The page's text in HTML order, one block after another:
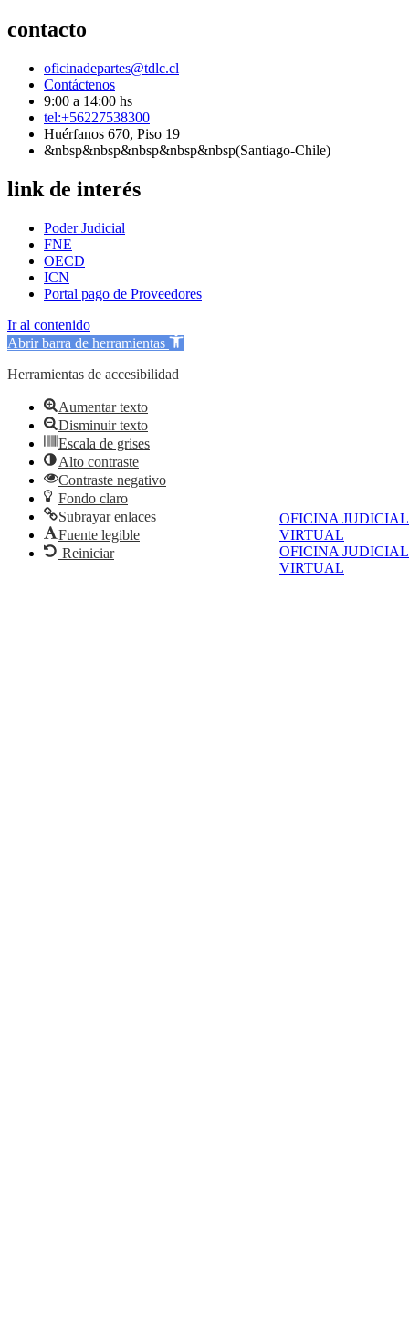
OFICINA JUDICIAL
VIRTUAL
OFICINA JUDICIAL
VIRTUAL
contacto
oficinadepartes@tdlc.cl
Contáctenos
9:00 a 14:00 hs
tel:+56227538300
Huérfanos 670, Piso 19
&nbsp&nbsp&nbsp&nbsp&nbsp(Santiago-Chile)
link de interés
Poder Judicial
FNE
OECD
ICN
Portal pago de Proveedores
Ir al contenido
Abrir barra de herramientas
Herramientas de accesibilidad
Aumentar texto
Disminuir texto
Escala de grises
Alto contraste
Contraste negativo
Fondo claro
Subrayar enlaces
Fuente legible
Reiniciar